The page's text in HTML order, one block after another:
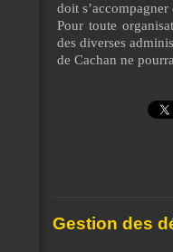
doit
Pour toute
des diverses
de Cachan ne
Gestion des